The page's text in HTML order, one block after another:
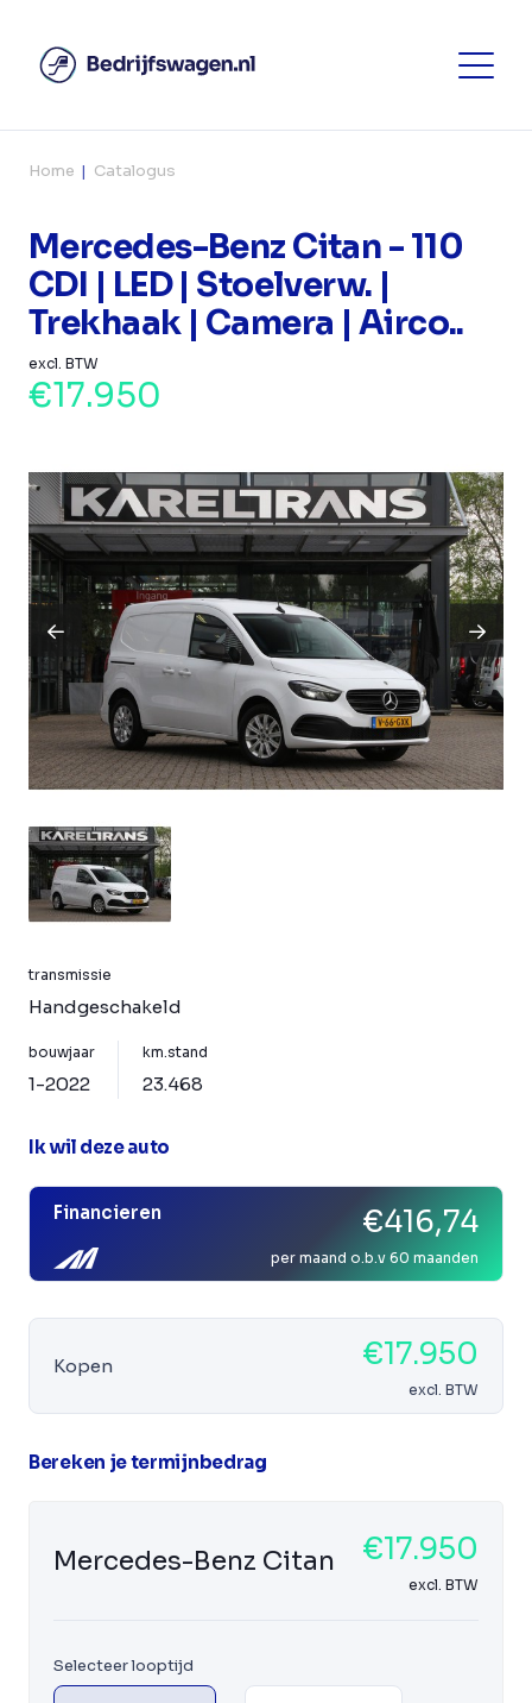
Home Catalogus
Mercedes-Benz Citan - 110
CDI | LED | Stoelverw. |
Trekhaak | Camera | Airco..
excl. BTW
€17.950
transmissie
Handgeschakeld
bouwjaar
1-2022
km.stand
23.468
Ik wil deze auto
Financieren €416,74
per maand o.b.v 60 maanden
Kopen €17.950
excl. BTW
Bereken je termijnbedrag
Mercedes-Benz Citan €17.950
excl. BTW
Selecteer looptijd